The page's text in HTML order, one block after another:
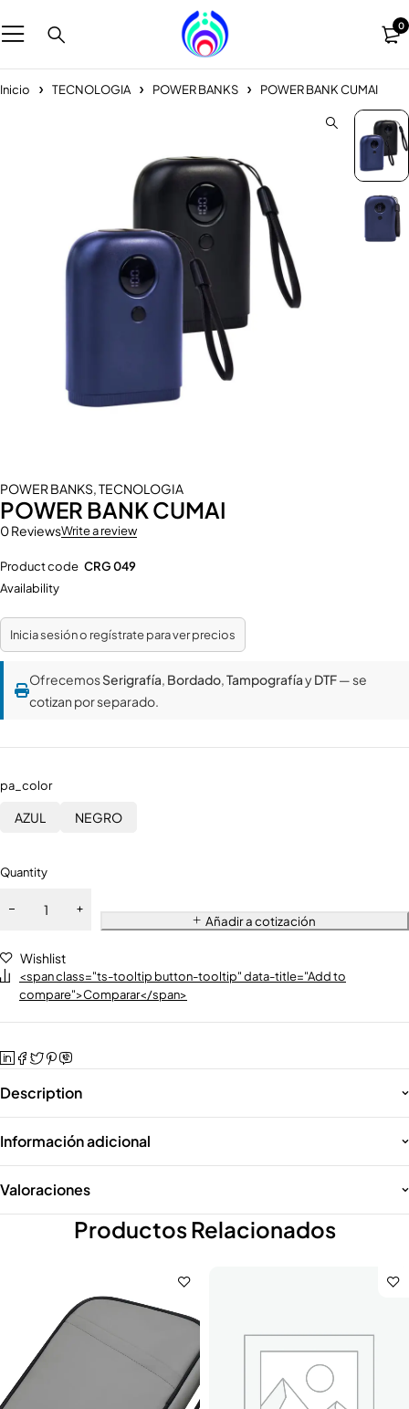
0
Inicio TECNOLOGIA POWER BANKS POWER BANK CUMAI
POWER BANKS,TECNOLOGIA
POWER BANK CUMAI
0 ReviewsWrite a review
Product code CRG 049
Availability
Inicia sesión o regístrate para ver precios
OfrecemosSerigrafía, Bordado,TampografíayDTF— se
cotizan por separado.
pa_color
AZUL NEGRO
Quantity
Añadir a cotización
Wishlist
<span class="ts-tooltip button-tooltip" data-title="Add to
compare">Comparar</span>
Description
Información adicional
Valoraciones
Productos Relacionados